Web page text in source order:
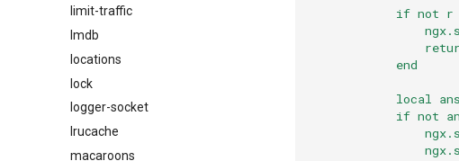
limit-traffic
lmdb
locations
lock
logger-socket
lrucache
macaroons
if not r
end
local
if not